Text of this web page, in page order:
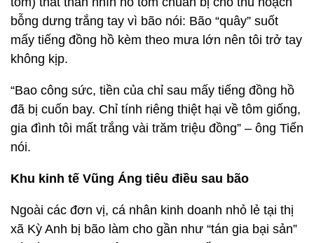
bỗng dưng trắng tay vì bão nói: Bão “quây” suốt
mấy tiếng đồng hồ kèm theo mưa lớn nên tôi trở tay
không kịp.
“Bao công sức, tiền của chỉ sau mấy tiếng đồng hồ
đã bị cuốn bay. Chỉ tính riêng thiệt hại về tôm giống,
gia đình tôi mất trắng vài trăm triệu đồng” – ông Tiến
nói.
Khu kinh tế Vũng Áng tiêu điều sau bão
Ngoài các đơn vị, cá nhân kinh doanh nhỏ lẻ tại thị
xã Kỳ Anh bị bão làm cho gần như “tán gia bại sản”